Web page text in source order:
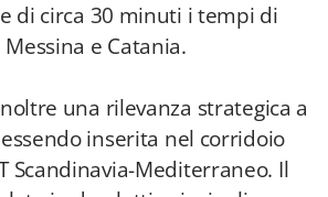
di circa 30 minuti i tempi di
e Catania.
una rilevanza strategica a
inserita nel corridoio
Scandinavia-Mediterraneo. Il